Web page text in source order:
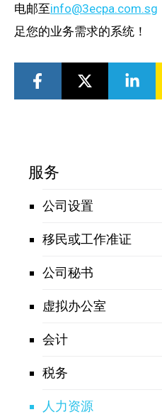
电邮至info@3ecpa.com.sg
足您的业务需求的系统！
服务
公司设置
移民或工作准证
公司秘书
虚拟办公室
会计
税务
人力资源